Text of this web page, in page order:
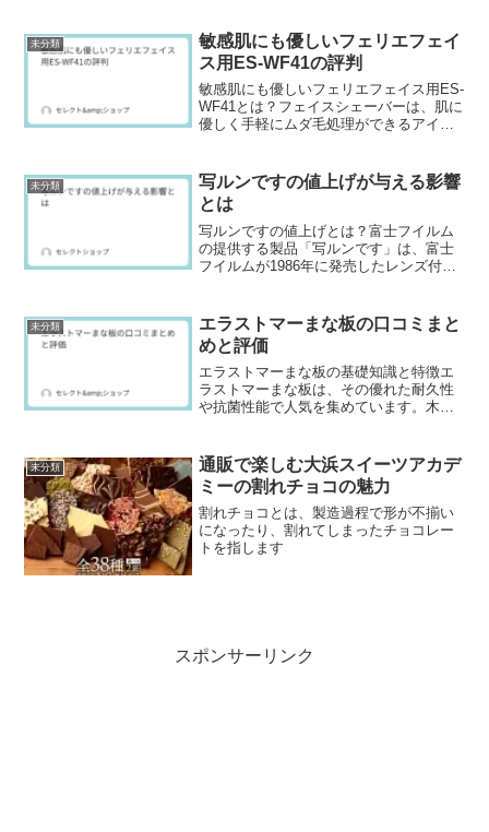
未分類
敏感肌にも優しいフェリエフェイ
ス用ES-WF41の評判
敏感肌にも優しいフェリエフェイス用ES-
WF41とは？フェイスシェーバーは、肌に
優しく手軽にムダ毛処理ができるアイテ
エフェイス用ES-WF41は、敏感肌の方に
も安心して...
未分類
写ルンですの値上げが与える影響
とは
写ルンですの値上げとは？富士フイルム
の提供する製品「写ルンです」は、富士
フイルムが1986年に発売したレンズ付き
の人々に親しまれてきました。特に若い
世代や写真愛好家の間...
未分類
エラストマーまな板の口コミまと
めと評価
エラストマーまな板の基礎知識と特徴エ
ラストマーまな板は、その優れた耐久性
や抗菌性能で人気を集めています。木製
いのが特徴です。本記事では、エラスト
マーまな板の使用者の口コミ...
未分類
通販で楽しむ大浜スイーツアカデ
ミーの割れチョコの魅力
割れチョコとは、製造過程で形が不揃い
になったり、割れてしまったチョコレー
トを指します
スポンサーリンク